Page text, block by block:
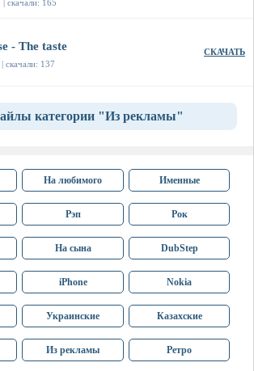
| скачали: 165
- The taste
скачали: 137
СКАЧАТЬ
категории "Из рекламы"
На любимого Именные
Рэп Рок
На сына DubStep
iPhone Nokia
Украинские Казахские
Из рекламы Ретро